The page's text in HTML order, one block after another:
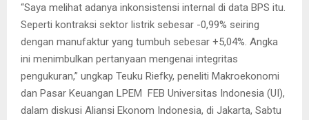
“Saya melihat adanya inkonsistensi internal di data BPS itu.
Seperti kontraksi sektor listrik sebesar -0,99% seiring
dengan manufaktur yang tumbuh sebesar +5,04%. Angka
ini menimbulkan pertanyaan mengenai integritas
pengukuran,” ungkap Teuku Riefky, peneliti Makroekonomi
dan Pasar Keuangan LPEM FEB Universitas Indonesia (UI),
dalam diskusi Aliansi Ekonom Indonesia, di Jakarta, Sabtu